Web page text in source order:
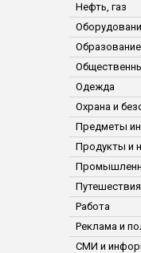
Нефть, газ
Образование
Одежда
Охрана и
Предметы
Продукты и
Путешествия
Работа
Реклама и
СМИ и